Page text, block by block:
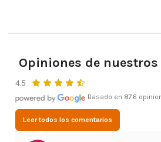
Opiniones de
4.5
Basado en 876
Leer todos los comentarios